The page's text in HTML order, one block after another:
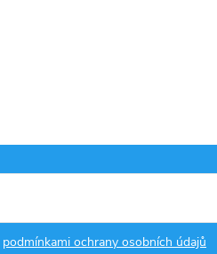
podmínkami ochrany osobních údajů